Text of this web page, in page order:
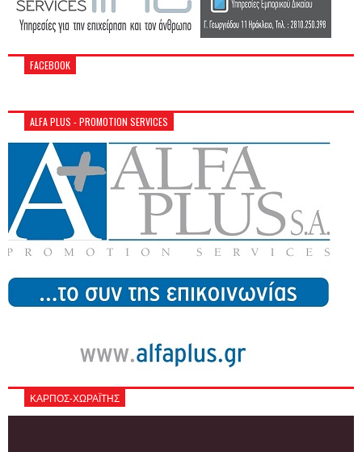
FACEBOOK
ALFA PLUS - PROMOTION SERVICES
ΚΑΡΠΟΣ-ΧΩΡΑΪΤΗΣ